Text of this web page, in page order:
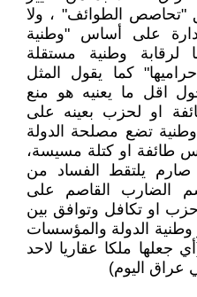
"تحاصص الطوائف" ، ولا
على أساس "وطنية
لرقابة وطنية مستقلة
كما يقول المثل
اقل ما يعنيه هو منع
او لحزب بعينه على
تضع مصلحة الدولة
طائفة او كتلة مسيسة،
يلتقط الفساد من
الضارب القاصم على
او تكافل وتوافق بين
الدولة والمؤسسات
جعلها ملكا عقاريا لاحد
عراق اليوم)